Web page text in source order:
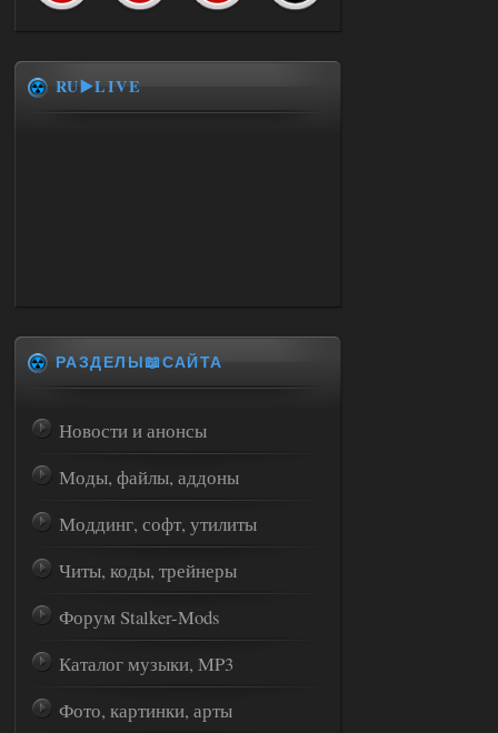
RU▶️LIVE
РАЗДЕЛЫ📖САЙТА
Новости и анонсы
Моды, файлы, аддоны
Моддинг, софт, утилиты
Читы, коды, трейнеры
Форум Stalker-Mods
Каталог музыки, MP3
Фото, картинки, арты